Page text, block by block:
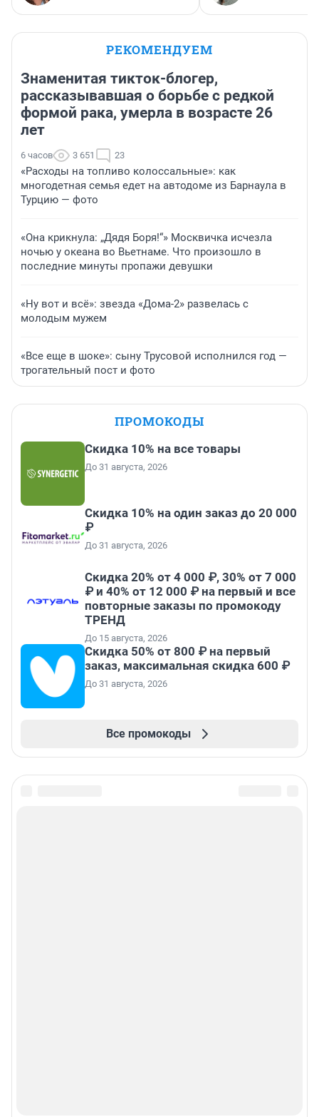
РЕКОМЕНДУЕМ
Знаменитая тикток-блогер,
рассказывавшая о борьбе с редкой
формой рака, умерла в возрасте 26
лет
6 часов 3 651 23
«Расходы на топливо колоссальные»: как
многодетная семья едет на автодоме из Барнаула в
Турцию — фото
«Она крикнула: „Дядя Боря!“» Москвичка исчезла
ночью у океана во Вьетнаме. Что произошло в
последние минуты пропажи девушки
«Ну вот и всё»: звезда «Дома-2» развелась с
молодым мужем
«Все еще в шоке»: сыну Трусовой исполнился год —
трогательный пост и фото
ПРОМОКОДЫ
Скидка 10% на все товары
До 31 августа, 2026
Скидка 10% на один заказ до 20 000
₽
До 31 августа, 2026
Скидка 20% от 4 000 ₽, 30% от 7 000
₽ и 40% от 12 000 ₽ на первый и все
повторные заказы по промокоду
ТРЕНД
До 15 августа, 2026
Скидка 50% от 800 ₽ на первый
заказ, максимальная скидка 600 ₽
До 31 августа, 2026
Все промокоды